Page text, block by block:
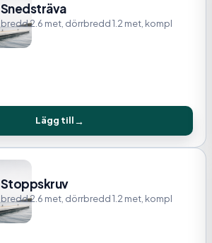
Snedsträva
bredd 2.6 met, dörrbredd 1.2 met, kompl
Lägg till
Stoppskruv
bredd 2.6 met, dörrbredd 1.2 met, kompl